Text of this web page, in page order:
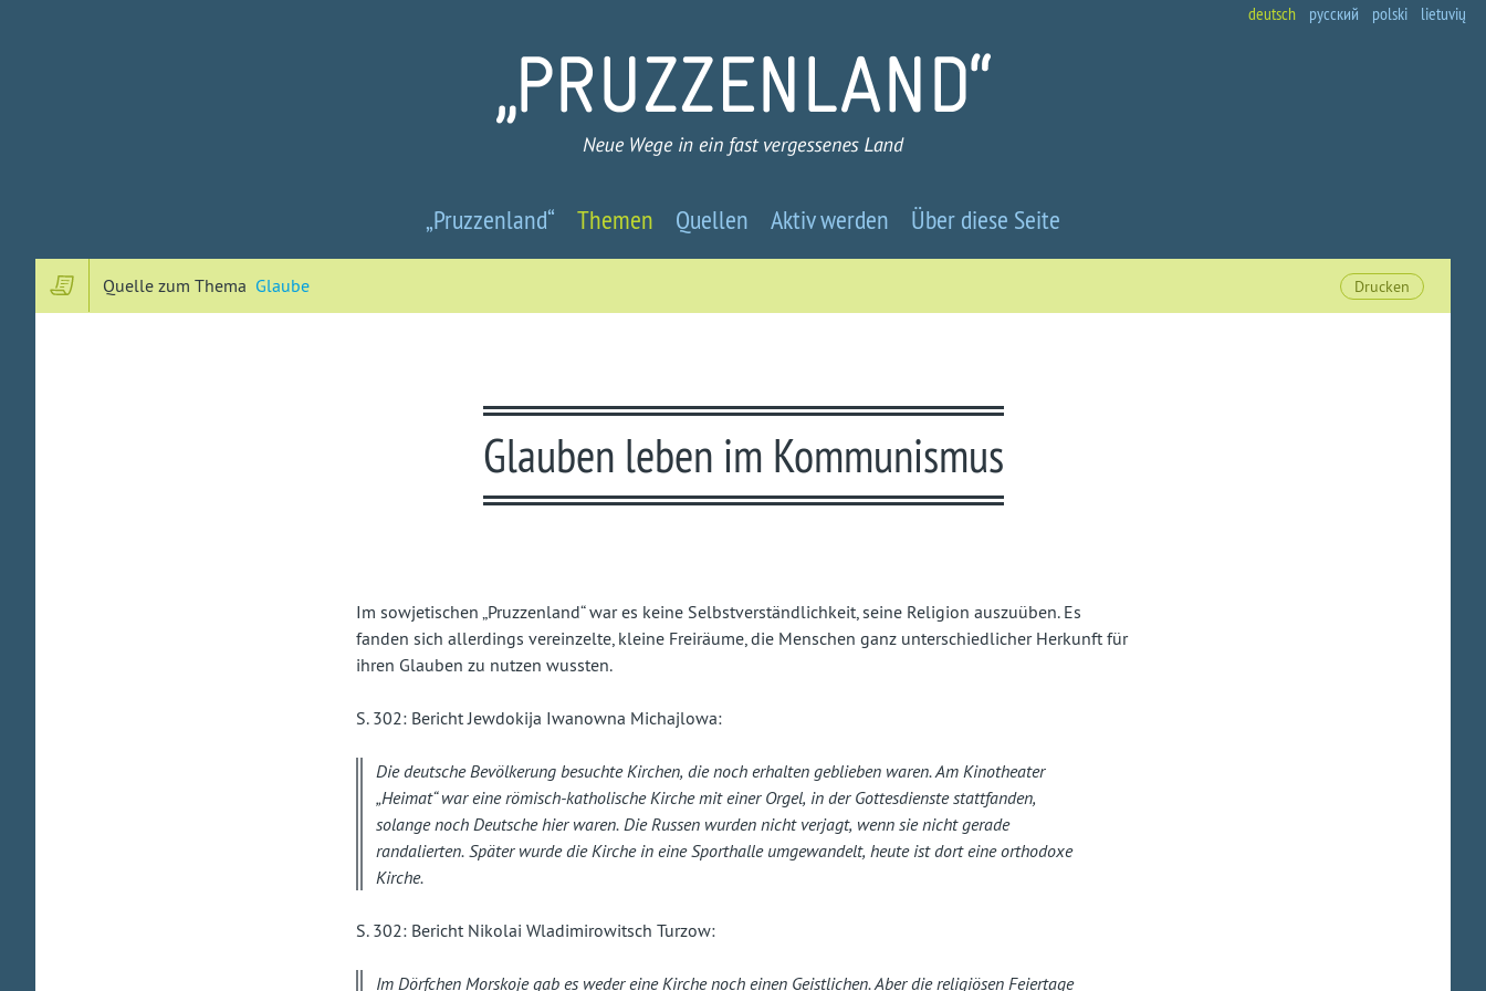
deutsch русский polski lietuvių
-
Neue
in
ein
fast
Land
„Pruzzenland“ Themen Quellen Aktiv werden Über diese Seite
Quelle zum Thema Glaube Drucken
Glauben leben im Kommunismus
Im sowjetischen „Pruzzenland“ war es keine Selbstverständlichkeit, seine Religion auszuüben. Es
fanden sich allerdings vereinzelte, kleine Freiräume, die Menschen ganz unterschiedlicher Herkunft für
ihren Glauben zu nutzen wussten.
S. 302: Bericht Jewdokija Iwanowna Michajlowa:
Die deutsche Bevölkerung besuchte Kirchen, die noch erhalten geblieben waren. Am Kinotheater
„Heimat“ war eine römisch-katholische Kirche mit einer Orgel, in der Gottesdienste stattfanden,
solange noch Deutsche hier waren. Die Russen wurden nicht verjagt, wenn sie nicht gerade
randalierten. Später wurde die Kirche in eine Sporthalle umgewandelt, heute ist dort eine orthodoxe
Kirche.
S. 302: Bericht Nikolai Wladimirowitsch Turzow:
Im Dörfchen Morskoje gab es weder eine Kirche noch einen Geistlichen. Aber die religiösen Feiertage